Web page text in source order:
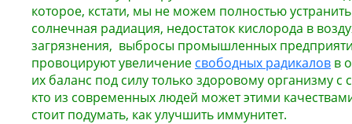
которое, кстати, мы не можем полностью
солнечная радиация, недостаток кислорода в
загрязнения, выбросы промышленных
провоцируют увеличение свободных радикалов в
их баланс под силу только здоровому организму
кто из современных людей может этими
стоит подумать, как улучшить иммунитет.